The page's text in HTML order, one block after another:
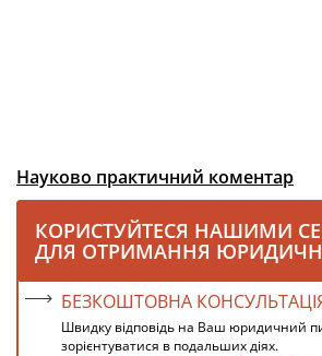
Науково практичний коментар
КОРИСТУЙТЕСЯ НАШИМИ
ДЛЯ ОТРИМАННЯ
БЕЗКОШТОВНА
Швидку відповідь на Ваш юридичний
зорієнтуватися в подальших діях.